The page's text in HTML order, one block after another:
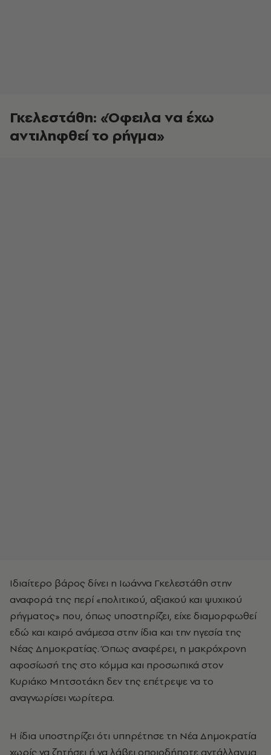
Γκελεστάθη: «Όφειλα να έχω
αντιληφθεί το ρήγμα»
Ιδιαίτερο βάρος δίνει η Ιωάννα Γκελεστάθη στην
αναφορά της περί «πολιτικού, αξιακού και ψυχικού
ρήγματος» που, όπως υποστηρίζει, είχε διαμορφωθεί
εδώ και καιρό ανάμεσα στην ίδια και την ηγεσία της
Νέας Δημοκρατίας. Όπως αναφέρει, η μακρόχρονη
αφοσίωσή της στο κόμμα και προσωπικά στον
Κυριάκο Μητσοτάκη δεν της επέτρεψε να το
αναγνωρίσει νωρίτερα.
Η ίδια υποστηρίζει ότι υπηρέτησε τη Νέα Δημοκρατία
χωρίς να ζητήσει ή να λάβει οποιοδήποτε αντάλλαγμα,